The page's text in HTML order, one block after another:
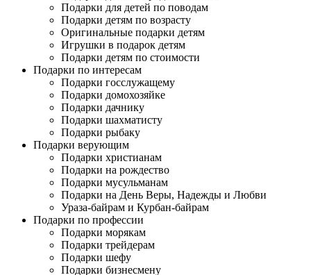
Подарки для детей по поводам
Подарки детям по возрасту
Оригинальные подарки детям
Игрушки в подарок детям
Подарки детям по стоимости
Подарки по интересам
Подарки госслужащему
Подарки домохозяйке
Подарки дачнику
Подарки шахматисту
Подарки рыбаку
Подарки верующим
Подарки христианам
Подарки на рождество
Подарки мусульманам
Подарки на День Веры, Надежды и Любви
Ураза-байрам и Курбан-байрам
Подарки по профессии
Подарки морякам
Подарки трейдерам
Подарки шефу
Подарки бизнесмену